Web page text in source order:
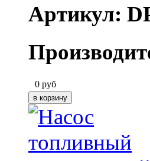
Артикул:
0 руб